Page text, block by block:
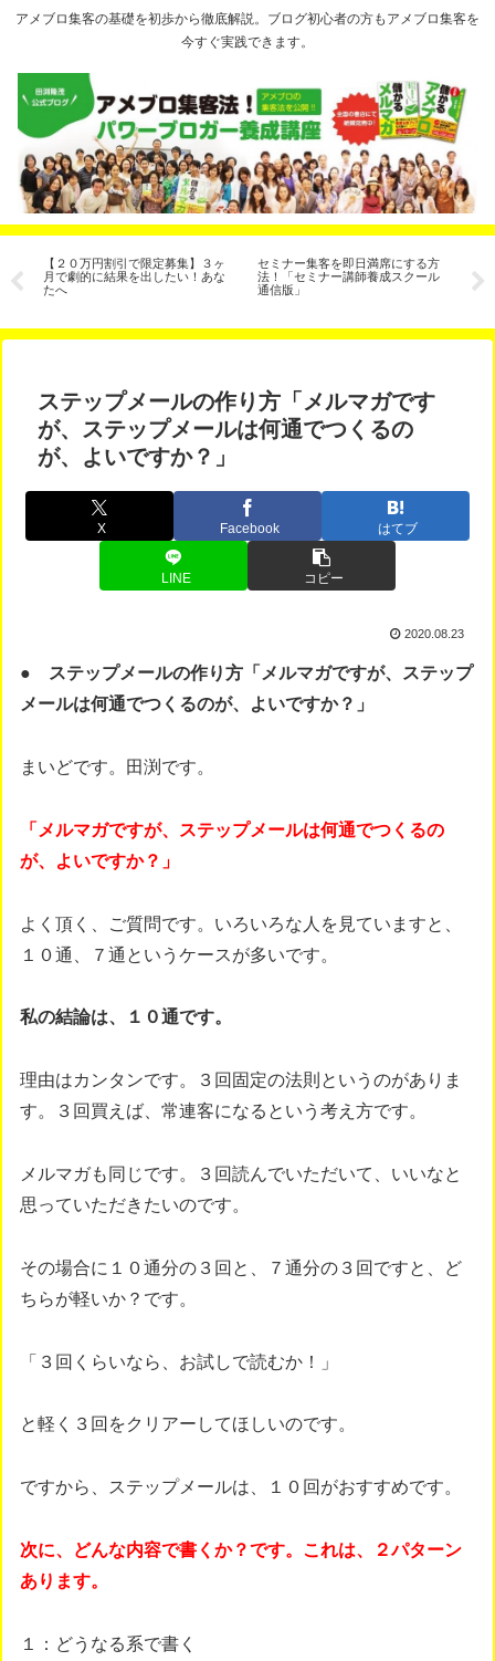
アメブロ集客の基礎を初歩から徹底解説。ブログ初心者の方もアメブロ集客を
今すぐ実践できます。
【２０万円割引で限定募集】３ヶ
月で劇的に結果を出したい！あな
たへ
セミナー集客を即日満席にする方
法！「セミナー講師養成スクール
通信版」
は？
ステップメールの作り方「メルマガです
が、ステップメールは何通でつくるの
が、よいですか？」
X Facebook はてブ
LINE コピー
2020.08.23
● ステップメールの作り方「メルマガですが、ステップ
メールは何通でつくるのが、よいですか？」
まいどです。田渕です。
「メルマガですが、ステップメールは何通でつくるの
が、よいですか？」
よく頂く、ご質問です。いろいろな人を見ていますと、
１０通、７通というケースが多いです。
私の結論は、１０通です。
理由はカンタンです。３回固定の法則というのがありま
す。３回買えば、常連客になるという考え方です。
メルマガも同じです。３回読んでいただいて、いいなと
思っていただきたいのです。
その場合に１０通分の３回と、７通分の３回ですと、ど
ちらが軽いか？です。
「３回くらいなら、お試しで読むか！」
と軽く３回をクリアーしてほしいのです。
ですから、ステップメールは、１０回がおすすめです。
次に、どんな内容で書くか？です。これは、２パターン
あります。
１：どうなる系で書く